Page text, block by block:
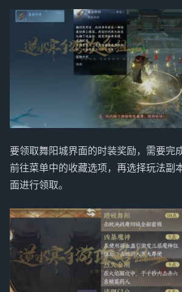
要领取舞阳城界面的时装奖励，需要完
前往菜单中的收藏选项，再选择玩法副
面进行领取。